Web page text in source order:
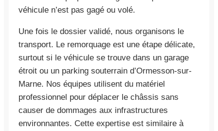
véhicule n’est pas gagé ou volé.
Une fois le dossier validé, nous organisons le
transport. Le remorquage est une étape délicate,
surtout si le véhicule se trouve dans un garage
étroit ou un parking souterrain d’Ormesson-sur-
Marne. Nos équipes utilisent du matériel
professionnel pour déplacer le châssis sans
causer de dommages aux infrastructures
environnantes. Cette expertise est similaire à